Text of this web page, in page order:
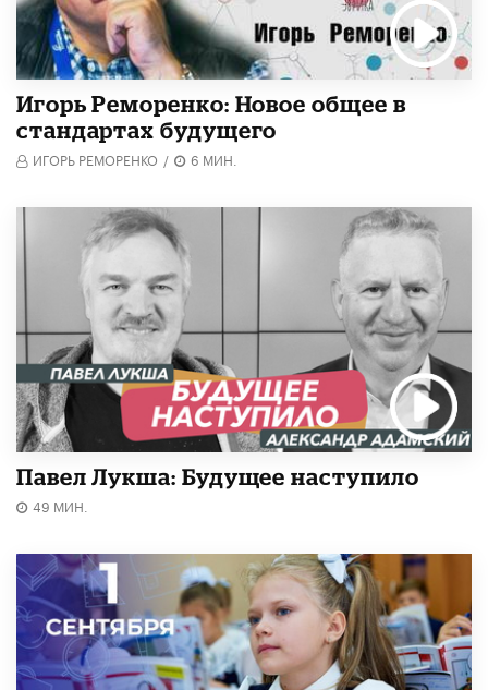
Игорь Реморенко: Новое общее в
стандартах будущего
ИГОРЬ РЕМОРЕНКО / 6 МИН.
Павел Лукша: Будущее наступило
49 МИН.